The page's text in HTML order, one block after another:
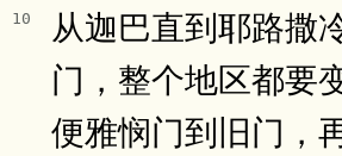
10
从迦巴直到耶路撒
门，整个地区都要
便雅悯门到旧门，